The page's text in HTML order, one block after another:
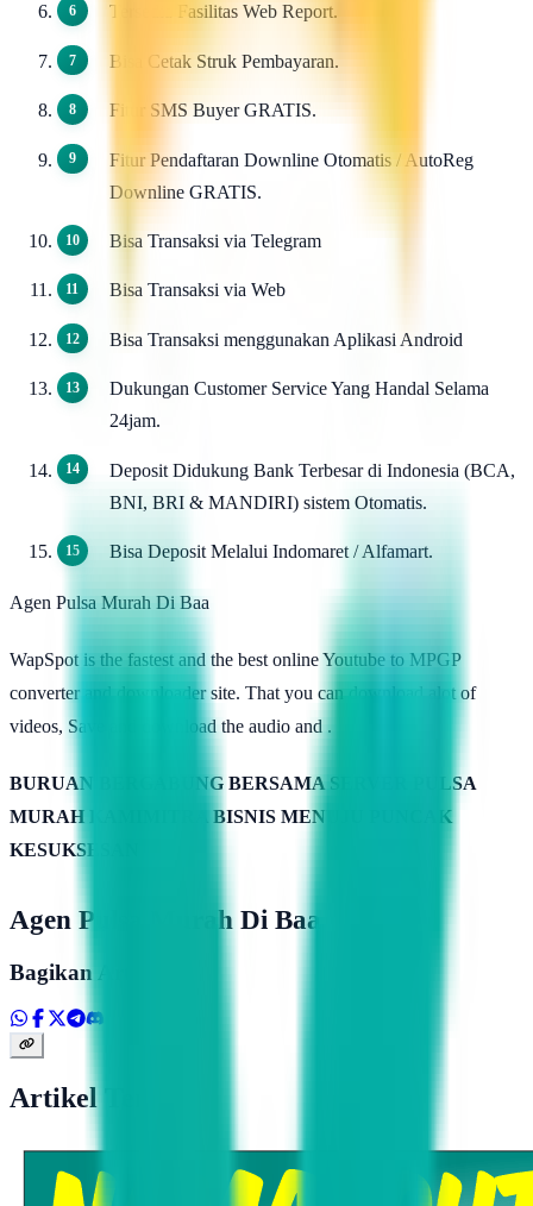
Tersedia Fasilitas Web Report.
Bisa Cetak Struk Pembayaran.
Fitur SMS Buyer GRATIS.
Fitur Pendaftaran Downline Otomatis / AutoReg
Downline GRATIS.
Bisa Transaksi via Telegram
Bisa Transaksi via Web
Bisa Transaksi menggunakan Aplikasi Android
Dukungan Customer Service Yang Handal Selama
24jam.
Deposit Didukung Bank Terbesar di Indonesia (BCA,
BNI, BRI & MANDIRI) sistem Otomatis.
Bisa Deposit Melalui Indomaret / Alfamart.
Agen Pulsa Murah Di Baa
WapSpot is the fastest and the best online Youtube to MPGP
converter and downloader site. That you can download alot of
videos, Save and download the audio and .
BURUAN BERGABUNG BERSAMA SERVER PULSA
MURAH KAMIMITRA BISNIS MENUJU PUNCAK
KESUKSESAN
Agen Pulsa Murah Di Baa
Bagikan Artikel
Artikel Terkait